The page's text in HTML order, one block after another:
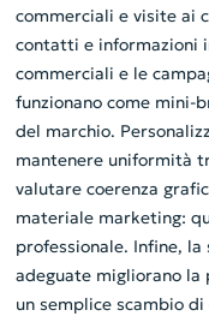
commerciali e visite ai
contatti e informazioni
commerciali e le
funzionano come mini-
del marchio.
mantenere uniformità
valutare coerenza
materiale marketing:
professionale. Infine,
adeguate migliorano
un semplice scambio